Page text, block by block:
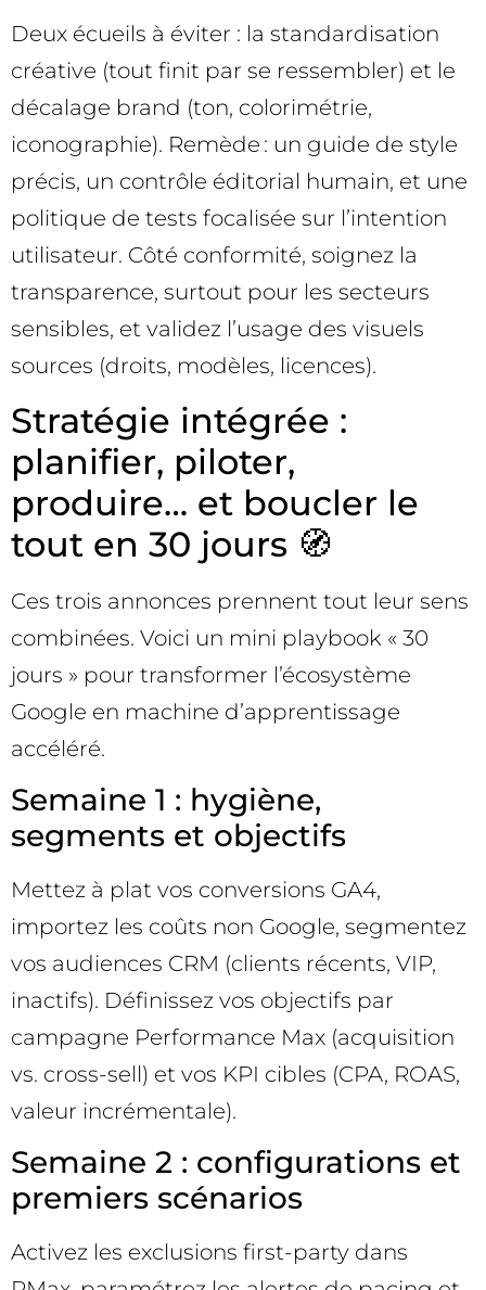
Deux écueils à éviter : la standardisation
créative (tout finit par se ressembler) et le
décalage brand (ton, colorimétrie,
iconographie). Remède : un guide de style
précis, un contrôle éditorial humain, et une
politique de tests focalisée sur l’intention
utilisateur. Côté conformité, soignez la
transparence, surtout pour les secteurs
sensibles, et validez l’usage des visuels
sources (droits, modèles, licences).
Stratégie intégrée :
planifier, piloter,
produire… et boucler le
tout en 30 jours 🧭
Ces trois annonces prennent tout leur sens
combinées. Voici un mini playbook « 30
jours » pour transformer l’écosystème
Google en machine d’apprentissage
accéléré.
Semaine 1 : hygiène,
segments et objectifs
Mettez à plat vos conversions GA4,
importez les coûts non Google, segmentez
vos audiences CRM (clients récents, VIP,
inactifs). Définissez vos objectifs par
campagne Performance Max (acquisition
vs. cross-sell) et vos KPI cibles (CPA, ROAS,
valeur incrémentale).
Semaine 2 : configurations et
premiers scénarios
Activez les exclusions first-party dans